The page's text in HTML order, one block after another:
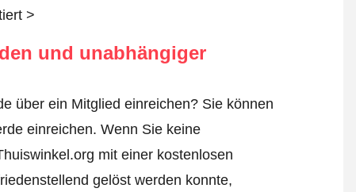
>
und unabhängiger
über ein Mitglied einreichen? Sie können
einreichen. Wenn Sie keine
mit einer kostenlosen
gelöst werden konnte,